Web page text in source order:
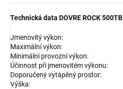
Technická data DOVREROCK 500TB
Jmenovitý výkon:
Maximální výkon:
Minimální provozní výkon:
Účinnost při jmenovitém výkonu:
Doporučený vytápěný prostor:
Výška: